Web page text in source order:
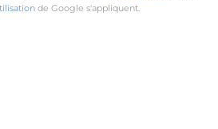
de Google s'appliquent.